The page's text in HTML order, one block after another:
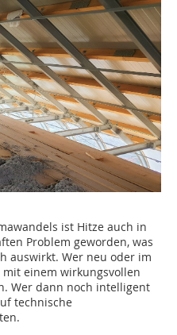
ist Hitze auch in
Problem geworden, was
auswirkt. Wer neu oder im
einem wirkungsvollen
Wer dann noch intelligent
technische